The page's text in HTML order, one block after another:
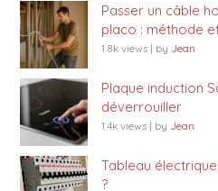
Passer un câble
placo : méthode
1.8k views | by Jean
Plaque induction
déverrouiller
1.4k views | by Jean
Tableau
?